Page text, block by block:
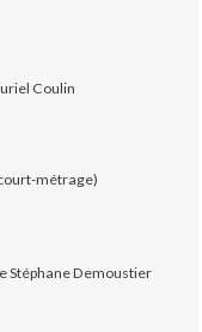
Coulin
métrage)
Stéphane Demoustier